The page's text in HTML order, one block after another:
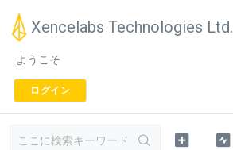
Xencelabs Technologies Ltd.
ようこそ
ログイン